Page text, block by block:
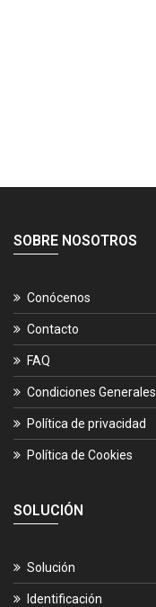
SOBRE NOSOTROS
Conócenos
Contacto
FAQ
Condiciones Generales
Política de privacidad
Política de Cookies
SOLUCIÓN
Solución
Identificación